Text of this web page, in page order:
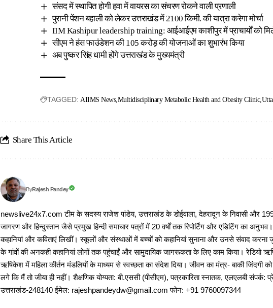
संसद में स्थापित होगी हवा में वायरस का संचरण रोकने वाली प्रणाली
पुरानी पेंशन बहाली को लेकर उत्तराखंड में 2100 किमी. की यात्रा करेगा मोर्चा
IIM Kashipur leadership training: आईआईएम काशीपुर में प्राचार्यों को
सीएम ने हंस फाउंडेशन की 105 करोड़ की योजनाओं का शुभारंभ किया
अब पुष्कर सिंह धामी होंगे उत्तराखंड के मुख्यमंत्री
TAGGED: AIIMS News Multidisciplinary Metabolic Health and Obesity Clinic
Share This Article
ByRajesh Pandey
newslive24x7.com टीम के सदस्य राजेश पांडेय, उत्तराखंड के डोईवाला, देहरादून के निवासी और
जागरण और हिन्दुस्तान जैसे प्रमुख हिन्दी समाचार पत्रों में 20 वर्षों तक रिपोर्टिंग और एडिटिंग का
कहानियां और कविताएं लिखीं। स्कूलों और संस्थाओं में बच्चों को कहानियां सुनाना और उनसे संवाद करना
के गांवों की अनकही कहानियां लोगों तक पहुंचाईं और सामुदायिक जागरूकता के लिए काम किया। रेडियो
ऋषिकेश में महिला कीर्तन मंडलियों के माध्यम से स्वच्छता का संदेश दिया। जीवन का मंत्र- बाकी जिंदगी
लगे कि मैं तो जीया ही नहीं। शैक्षणिक योग्यता: बी.एससी (पीसीएम), पत्रकारिता स्नातक, एलएलबी संपर्क:
उत्तराखंड-248140 ईमेल: rajeshpandeydw@gmail.com फोन: +91 9760097344